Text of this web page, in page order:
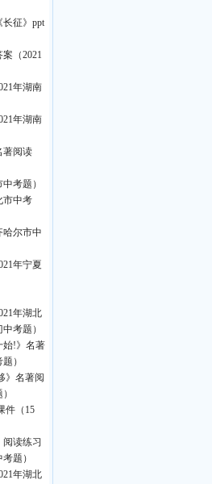
征》ppt
（2021
年湖南
年湖南
著阅读
考题）
市中考
哈尔市中
年宁夏
年湖北
考题）
始!》名著
）
》名著阅
件（15
阅读练习
题）
年湖北